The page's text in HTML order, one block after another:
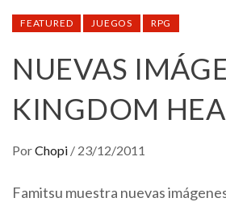
FEATURED JUEGOS RPG
NUEVAS
KINGDOM
PorChopi / 23/12/2011
Famitsu muestra nuevas